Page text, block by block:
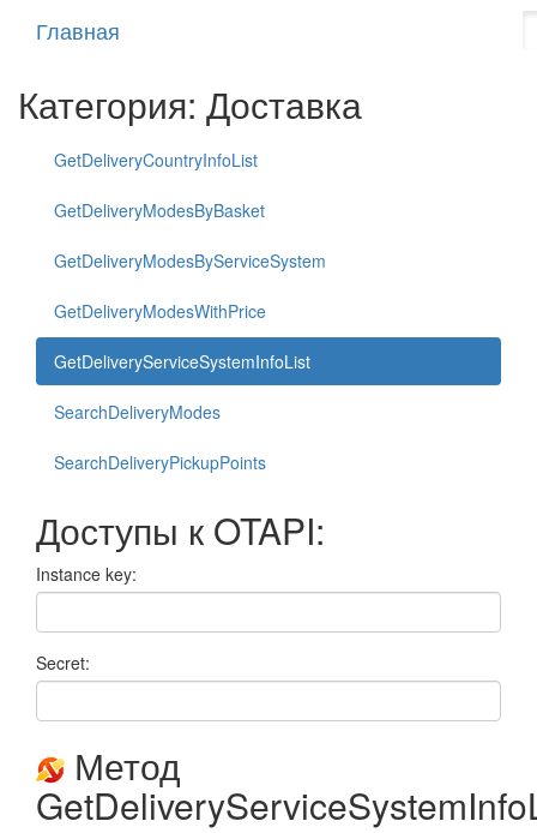
Главная
Категория: Доставка
GetDeliveryCountryInfoList
GetDeliveryModesByBasket
GetDeliveryModesByServiceSystem
GetDeliveryModesWithPrice
GetDeliveryServiceSystemInfoList
SearchDeliveryModes
SearchDeliveryPickupPoints
Доступы к OTAPI:
Instance key:
Secret:
Метод